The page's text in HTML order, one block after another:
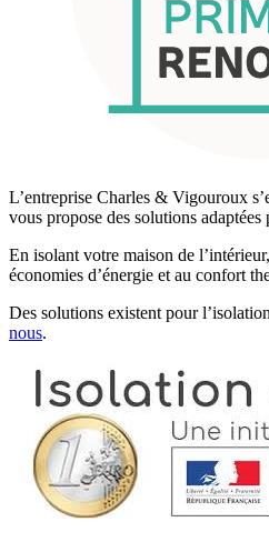
L’entreprise Charles & Vigouroux
vous propose des solutions
En isolant votre maison de
économies d’énergie et au confort
Des solutions existent pour
nous.